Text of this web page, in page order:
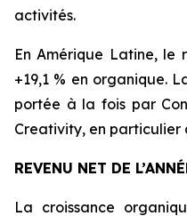
activités.
En Amérique Latine, le
+19,1 % en organique.
portée à la fois par
Creativity, en particulier
REVENU NET DE
La croissance